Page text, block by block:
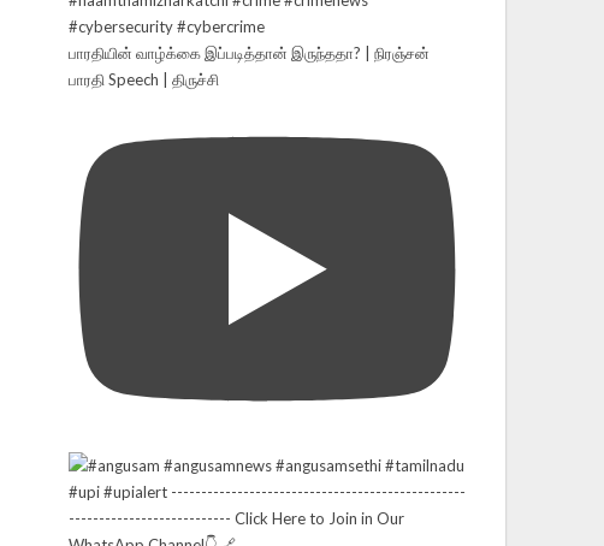
பாரதியின் வாழ்க்கை இப்படித்தான் இருந்ததா? | நிரஞ்சன்
பாரதி Speech | திருச்சி